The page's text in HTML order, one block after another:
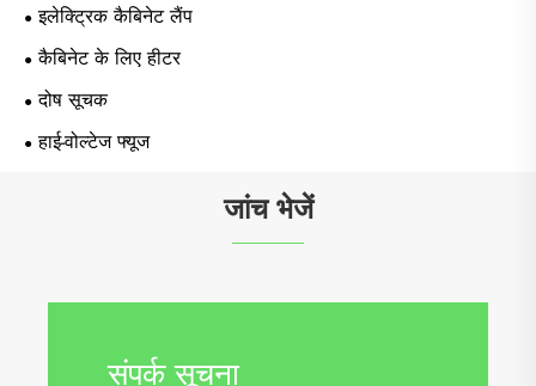
इलेक्ट्रिक कैबिनेट लैंप
कैबिनेट के लिए हीटर
दोष सूचक
हाई-वोल्टेज फ्यूज
जांच भेजें
संपर्क सूचना